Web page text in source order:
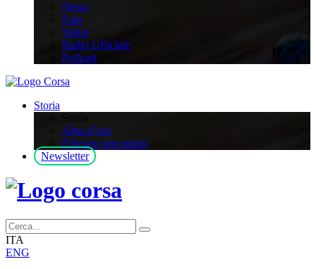
News
Foto
Video
Radio Ufficiale
Podcast
Storia
Albo d’oro
Edizioni precedenti
Newsletter
ITA
ENG